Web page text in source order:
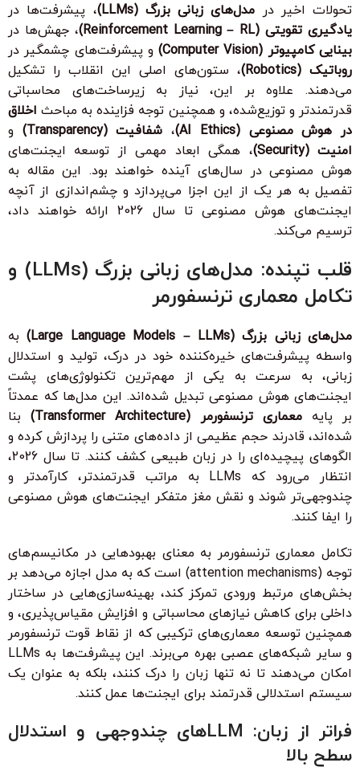
تحولات اخیر در مدل‌های زبانی بزرگ (LLMs)
، پیشرفت‌ها در
یادگیری تقویتی (Reinforcement Learning – RL)
، جهش‌ها در
بینایی کامپیوتر (Computer Vision)
و پیشرفت‌های چشمگیر در
روباتیک (Robotics)
، ستون‌های اصلی این انقلاب را تشکیل
می‌دهند. علاوه بر این، نیاز به زیرساخت‌های محاسباتی
قدرتمندتر و توزیع‌شده، و همچنین توجه فزاینده به مباحث اخلاق
در هوش مصنوعی (AI Ethics)
، شفافیت (Transparency)
و
امنیت (Security)
، همگی ابعاد مهمی از توسعه ایجنت‌های
هوش مصنوعی در سال‌های آینده خواهند بود. این مقاله به
تفصیل به هر یک از این اجزا می‌پردازد و چشم‌اندازی از آنچه
ایجنت‌های هوش مصنوعی تا سال 2026 ارائه خواهند داد،
ترسیم می‌کند.
قلب تپنده: مدل‌های زبانی بزرگ (LLMs) و
تکامل معماری ترنسفورمر
مدل‌های زبانی بزرگ (Large Language Models – LLMs)
به
واسطه پیشرفت‌های خیره‌کننده خود در درک، تولید و استدلال
زبانی، به سرعت به یکی از مهم‌ترین تکنولوژی‌های پشت
ایجنت‌های هوش مصنوعی تبدیل شده‌اند. این مدل‌ها که عمدتاً
بر پایهمعماری ترنسفورمر (Transformer Architecture)
بنا
شده‌اند، قادرند حجم عظیمی از داده‌های متنی را پردازش کرده و
الگوهای پیچیده‌ای را در زبان طبیعی کشف کنند. تا سال 2026،
انتظار می‌رود که LLMs به مراتب قدرتمندتر، کارآمدتر و
چندوجهی‌تر شوند و نقش مغز متفکر ایجنت‌های هوش مصنوعی
را ایفا کنند.
تکامل معماری ترنسفورمر به معنای بهبودهایی در مکانیسم‌های
توجه (attention mechanisms) است که به مدل اجازه می‌دهد بر
بخش‌های مرتبط ورودی تمرکز کند، بهینه‌سازی‌هایی در ساختار
داخلی برای کاهش نیازهای محاسباتی و افزایش مقیاس‌پذیری، و
همچنین توسعه معماری‌های ترکیبی که از نقاط قوت ترنسفورمر
و سایر شبکه‌های عصبی بهره می‌برند. این پیشرفت‌ها به LLMs
امکان می‌دهند تا نه تنها زبان را درک کنند، بلکه به عنوان یک
سیستم استدلالی قدرتمند برای ایجنت‌ها عمل کنند.
فراتر از زبان: LLM‌های چندوجهی و استدلال
سطح بالا